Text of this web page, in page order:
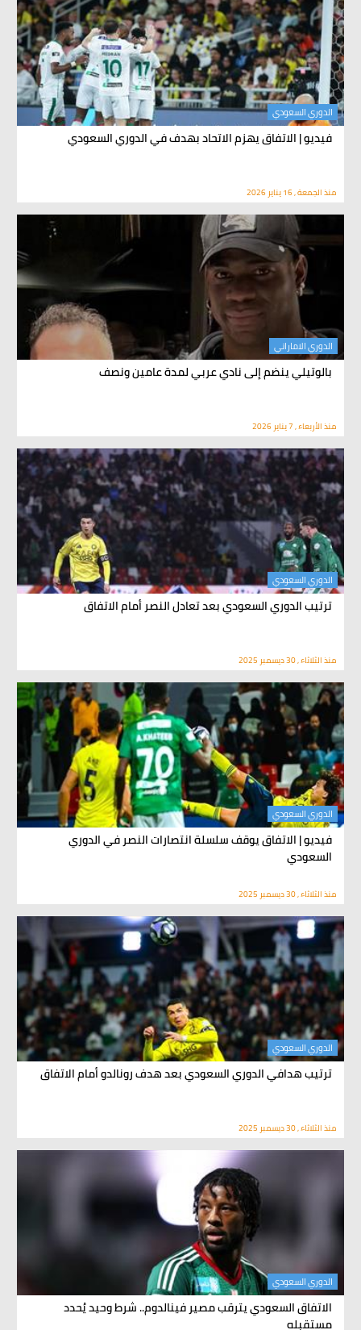
فيديو | الاتفاق يهزم الاتحاد بهدف في الدوري السعودي
الدوري السعودي
منذ الجمعة , 16 يناير 2026
بالوتيلي ينضم إلى نادي عربي لمدة عامين ونصف
الدوري الاماراتي
منذ الأربعاء , 7 يناير 2026
ترتيب الدوري السعودي بعد تعادل النصر أمام الاتفاق
الدوري السعودي
منذ الثلاثاء , 30 ديسمبر 2025
فيديو | الاتفاق يوقف سلسلة انتصارات النصر في الدوري
السعودي
الدوري السعودي
منذ الثلاثاء , 30 ديسمبر 2025
ترتيب هدافي الدوري السعودي بعد هدف رونالدو أمام الاتفاق
الدوري السعودي
منذ الثلاثاء , 30 ديسمبر 2025
الاتفاق السعودي يترقب مصير فينالدوم.. شرط وحيد يُحدد
مستقبله
الدوري السعودي